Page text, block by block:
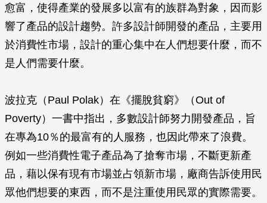
愈富，使得產業的發展多以富有的族群為對象，因而影
響了產品的設計趨勢。許多設計師開發的產品，主要用
於消費性市場，設計的重心集中在人們想要什麼，而不
是人們需要什麼。
波拉克（Paul Polak）在《擺脫貧窮》（Out of
Poverty）一書中指出，多數設計師努力開發產品，旨
在專為10％的最富有的人服務，也因此帶來了浪費。
例如一些消費性電子產品為了搶奪市場，不斷更新產
品，藉以保有現有市場並占領新市場，廠商告訴使用民
眾他們想要的東西，而不是注重使用民眾的實際需要。